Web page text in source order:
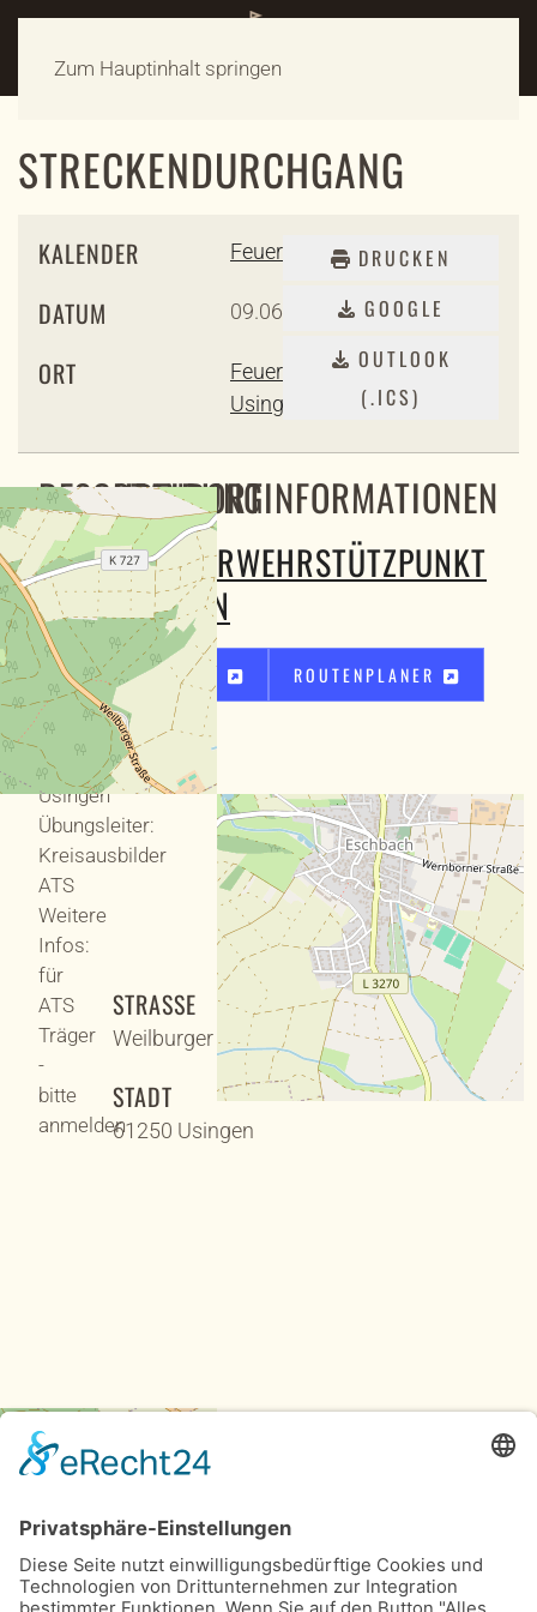
Zum Hauptinhalt springen
STRECKENDURCHGANG
KALENDER Feuerwehr
DATUM 09.06.2026 19:00 - 21:00
ORT
Feuerwehrstützpunkt
Usingen
DRUCKEN
GOOGLE
(.ICS)
BESCHREIBUNG
Typ:
Praxis
Kleidung:
Einsatzkleidung
Thema:
Streckendurchgang
Ort:
Stützpunkt
Usingen
Übungsleiter:
Kreisausbilder
ATS
Weitere
Infos:
für
ATS
Träger
-
bitte
anmelden
STANDORTINFORMATIONEN
FEUERWEHRSTÜTZPUNKT
USINGEN
KARTE ROUTENPLANER
STRASSE
Weilburger Straße 44
STADT
61250 Usingen